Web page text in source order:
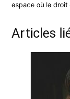
espace où le droit
Articles